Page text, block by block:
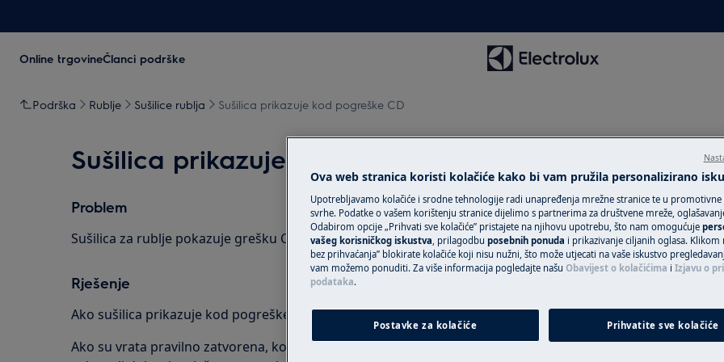
Online trgovineČlanci podrške
Podrška Rublje Sušilice rublja Sušilica prikazuje kod pogreške CD
Sušilica prikazuje kod pogreške CD
Problem
Sušilica za rublje pokazuje grešku CD
Rješenje
Ako sušilica prikazuje kod pogreške CD, postoji problem sa ručkom brave vrata.
Ako su vrata pravilno zatvorena, kontaktirajte naš pozivni centar kako bi Vam
Zatražite
Povjerite svoj
tehničarima i
uslugu za svoj
uslugu „Fiksna
uređaje van
Ova web stranica koristi kolačiće kako bi vam pružila personalizirano
Upotrebljavamo kolačiće i srodne tehnologije radi unapređenja mrežne stranice te u
svrhe. Podatke o vašem korištenju stranice dijelimo s partnerima za društvene mreže,
Odabirom opcije „Prihvati sve kolačiće” pristajete na njihovu upotrebu, što nam omogućuje
vašeg korisničkog iskustva , prilagodbu posebnih ponuda i prikazivanje ciljanih oglasa. Klikom
bez prihvaćanja” blokirate kolačiće koji nisu nužni, što može utjecati na vaše iskustvo
vam možemo ponuditi. Za više informacija pogledajte našu Obavijest o kolačićima i Izjavu o
podataka.
Postavke za kolačiće Prihvatite sve kolačiće